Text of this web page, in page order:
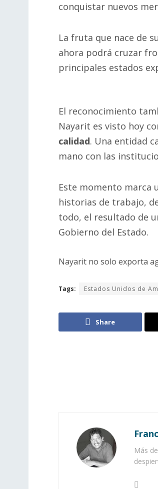
conquistar nuevos
La fruta que nace de
ahora podrá cruzar
principales estados
El reconocimiento
Nayarit es visto hoy
calidad. Una entidad
mano con las
Este momento marca
historias de trabajo,
todo, el resultado de
Gobierno del Estado.
Nayarit no solo exporta
Tags: Estados Unidos de
Share
Más